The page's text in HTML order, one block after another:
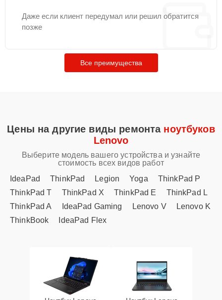
Даже если клиент передумал или решил обратится
позже
Все преимущества
Цены на другие виды ремонта ноутбуков
Lenovo
Выберите модель вашего устройства и узнайте
стоимость всех видов работ
IdeaPad
ThinkPad Legion Yoga
ThinkPad P
ThinkPad T
ThinkPad X ThinkPad E
ThinkPad L
ThinkPad A
IdeaPad Gaming Lenovo V
Lenovo K
ThinkBook
IdeaPad Flex